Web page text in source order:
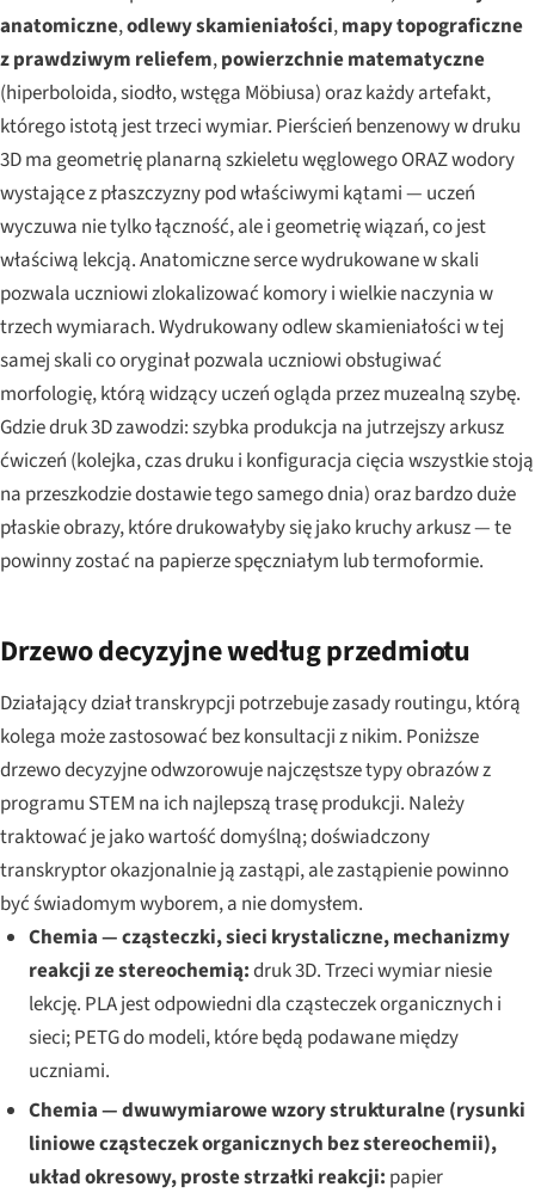
anatomiczne,odlewy skamieniałości,mapy topograficzne
z prawdziwym reliefem,powierzchnie matematyczne
(hiperboloida, siodło, wstęga Möbiusa) oraz każdy artefakt,
któregoistotą jest trzeci wymiar. Pierścień benzenowy w druku
3D ma geometrię planarną szkieletu węglowego ORAZ wodory
wystające z płaszczyzny pod właściwymi kątami — uczeń
wyczuwa nie tylko łączność, ale i geometrię wiązań, co jest
właściwą lekcją. Anatomiczne serce wydrukowane w skali
pozwala uczniowi zlokalizować komory i wielkie naczynia w
trzech wymiarach. Wydrukowany odlew skamieniałości w tej
samej skali co oryginał pozwala uczniowi obsługiwać
morfologię, którą widzący uczeń ogląda przez muzealną szybę.
Gdzie druk 3D zawodzi: szybka produkcja na jutrzejszy arkusz
ćwiczeń (kolejka, czas druku i konfiguracja cięcia wszystkie stoją
na przeszkodzie dostawie tego samego dnia) oraz bardzo duże
płaskie obrazy, które drukowałyby się jako kruchy arkusz — te
powinny zostać na papierze spęczniałym lub termoformie.
Drzewo decyzyjne według przedmiotu
Działający dział transkrypcji potrzebuje zasady routingu, którą
kolega może zastosować bez konsultacji z nikim. Poniższe
drzewo decyzyjne odwzorowuje najczęstsze typy obrazów z
programu STEM na ich najlepszą trasę produkcji. Należy
traktować je jako wartość domyślną; doświadczony
transkryptor okazjonalnie ją zastąpi, ale zastąpienie powinno
być świadomym wyborem, a nie domysłem.
Chemia — cząsteczki, sieci krystaliczne, mechanizmy
reakcji ze stereochemią:druk 3D. Trzeci wymiar niesie
lekcję. PLA jest odpowiedni dla cząsteczek organicznych i
sieci; PETG do modeli, które będą podawane między
uczniami.
Chemia — dwuwymiarowe wzory strukturalne (rysunki
liniowe cząsteczek organicznych bez stereochemii),
układ okresowy, proste strzałki reakcji: papier